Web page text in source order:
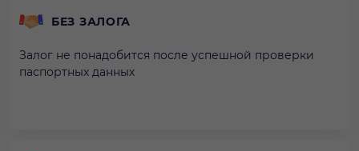
БЕЗ ЗАЛОГА
Залог не понадобится после успешной проверки
паспортных данных